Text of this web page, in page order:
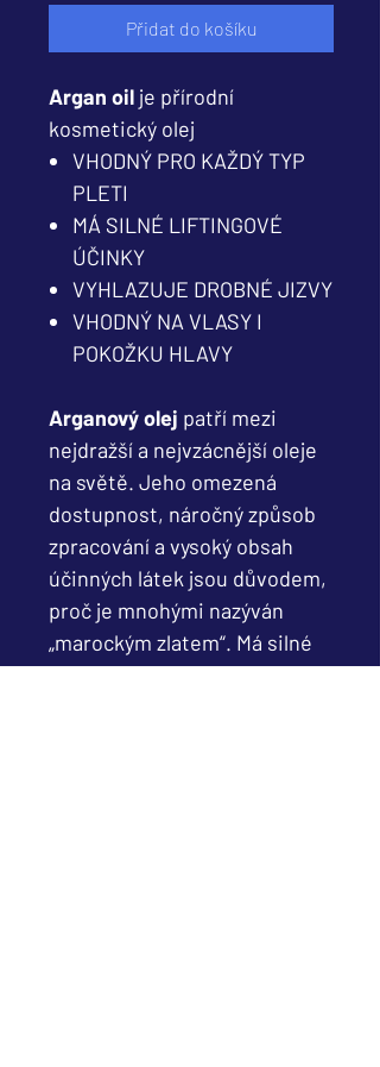
Přidat do košíku
Argan oil je přírodní
kosmetický olej
VHODNÝ PRO KAŽDÝ TYP
PLETI
MÁ SILNÉ LIFTINGOVÉ
ÚČINKY
VYHLAZUJE DROBNÉ JIZVY
VHODNÝ NA VLASY I
POKOŽKU HLAVY
Arganový olej patří mezi
nejdražší a nejvzácnější oleje
na světě. Jeho omezená
dostupnost, náročný způsob
zpracování a vysoký obsah
účinných látek jsou důvodem,
proč je mnohými nazýván
„marockým zlatem“. Má silné
liftingové, zajizvující účinky, je